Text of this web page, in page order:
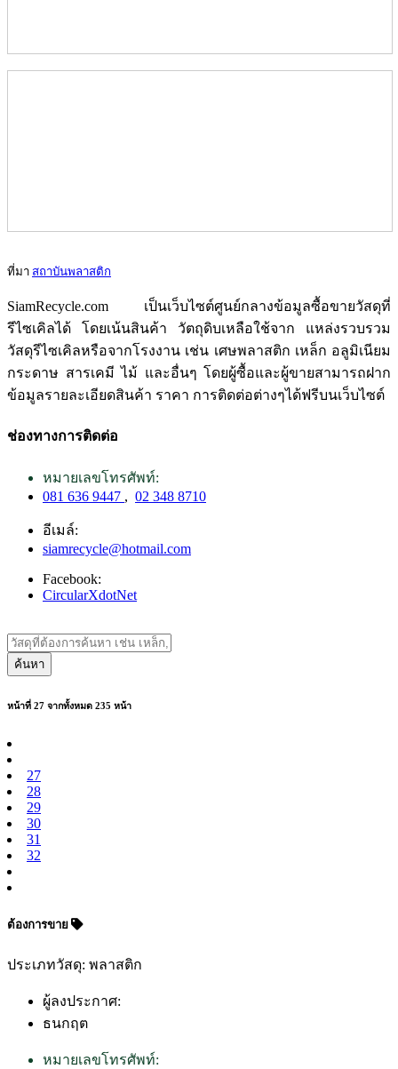
ที่มา สถาบันพลาสติก
SiamRecycle.com เป็นเว็บไซต์ศูนย์กลางข้อมูลซื้อขายวัสดุที่
รีไซเคิลได้ โดยเน้นสินค้า วัตถุดิบเหลือใช้จาก แหล่งรวบรวม
วัสดุรีไซเคิลหรือจากโรงงาน เช่น เศษพลาสติก เหล็ก อลูมิเนียม
กระดาษ สารเคมี ไม้ และอื่นๆ โดยผู้ซื้อและผู้ขายสามารถฝาก
ข้อมูลรายละเอียดสินค้า ราคา การติดต่อต่างๆได้ฟรีบนเว็บไซต์
ช่องทางการติดต่อ
หมายเลขโทรศัพท์:
081 636 9447 , 02 348 8710
อีเมล์:
siamrecycle@hotmail.com
Facebook:
CircularXdotNet
ค้นหา
หน้าที่ 27 จากทั้งหมด 235 หน้า
27
28
29
30
31
32
ต้องการขาย
ประเภทวัสดุ: พลาสติก
ผู้ลงประกาศ:
ธนกฤต
หมายเลขโทรศัพท์: